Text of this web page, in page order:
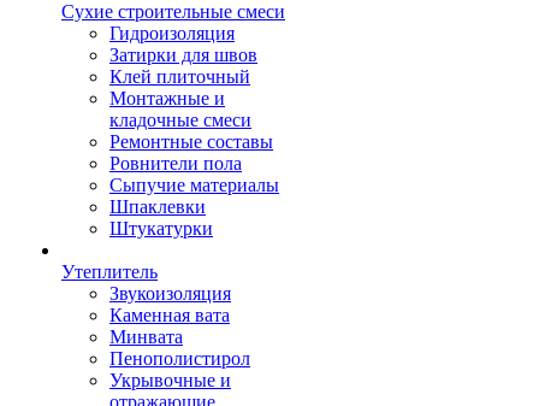
Сухие строительные смеси
Гидроизоляция
Затирки для швов
Клей плиточный
Монтажные и
кладочные смеси
Ремонтные составы
Ровнители пола
Сыпучие материалы
Шпаклевки
Штукатурки
Утеплитель
Звукоизоляция
Каменная вата
Минвата
Пенополистирол
Укрывочные и